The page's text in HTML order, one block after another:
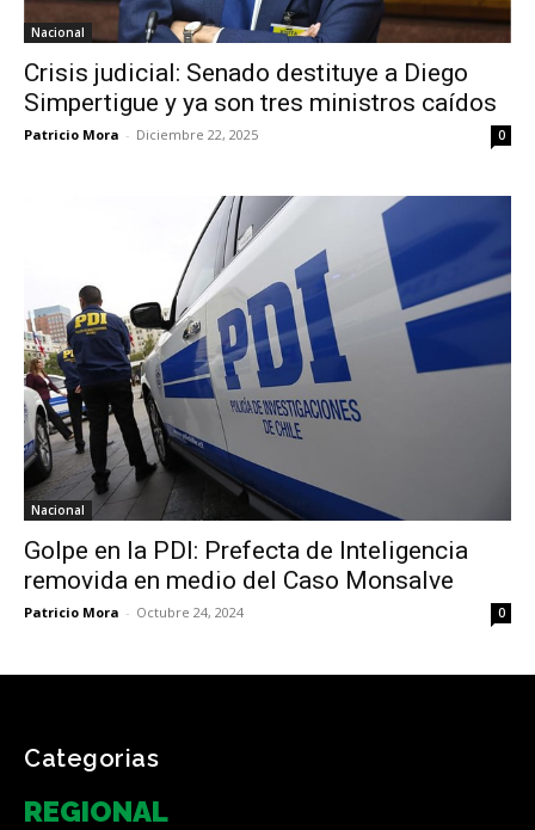
Nacional
Crisis judicial: Senado destituye a Diego
Simpertigue y ya son tres ministros caídos
Patricio Mora - Diciembre 22, 2025 0
Nacional
Golpe en la PDI: Prefecta de Inteligencia
removida en medio del Caso Monsalve
Patricio Mora - Octubre 24, 2024 0
Categorias
REGIONAL